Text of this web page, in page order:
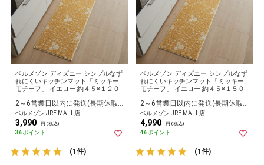
ベルメゾン ディズニー シンプルなず
れにくいキッチンマット「ミッキー
モチーフ」 イエロー 約４５×１２０
2～6営業日以内に発送(長期休暇除く)
ベルメゾン JRE MALL店
3,990 円 (税込)
36ポイント
(1件)
ベルメゾン ディズニー シンプルなず
れにくいキッチンマット「ミッキー
モチーフ」 イエロー 約４５×１５０
2～6営業日以内に発送(長期休暇除く)
ベルメゾン JRE MALL店
4,990 円 (税込)
46ポイント
(1件)